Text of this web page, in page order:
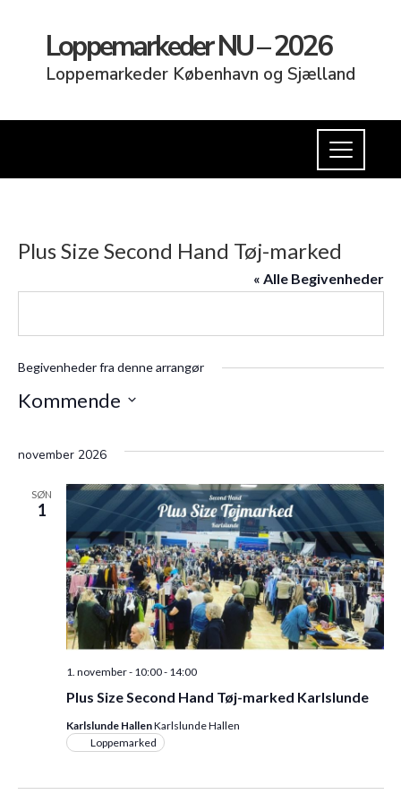
Loppemarkeder NU – 2026
Loppemarkeder København og Sjælland
Plus Size Second Hand Tøj-marked
« Alle Begivenheder
Begivenheder fra denne arrangør
Kommende
dato.
november 2026
SØN
1
Plus Size Second Hand Tøj-marked Karlslunde
1. november - 10:00- 14:00
Karlslunde HallenKarlslunde Hallen
Loppemarked